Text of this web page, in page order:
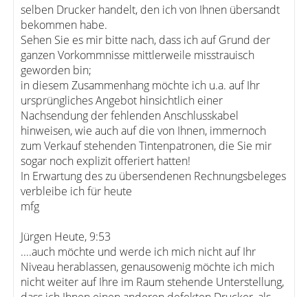
selben Drucker handelt, den ich von Ihnen übersandt
bekommen habe.
Sehen Sie es mir bitte nach, dass ich auf Grund der
ganzen Vorkommnisse mittlerweile misstrauisch
geworden bin;
in diesem Zusammenhang möchte ich u.a. auf Ihr
ursprüngliches Angebot hinsichtlich einer
Nachsendung der fehlenden Anschlusskabel
hinweisen, wie auch auf die von Ihnen, immernoch
zum Verkauf stehenden Tintenpatronen, die Sie mir
sogar noch explizit offeriert hatten!
In Erwartung des zu übersendenen Rechnungsbeleges
verbleibe ich für heute
mfg
Jürgen Heute, 9:53
....auch möchte und werde ich mich nicht auf Ihr
Niveau herablassen, genausowenig möchte ich mich
nicht weiter auf Ihre im Raum stehende Unterstellung,